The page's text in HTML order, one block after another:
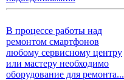
В процессе работы над
ремонтом смартфонов
любому сервисному центру
или мастеру необходимо
оборудование для ремонта...